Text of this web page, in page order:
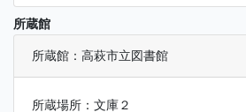
所蔵館
所蔵館：高萩市立図書館
所蔵場所：文庫２